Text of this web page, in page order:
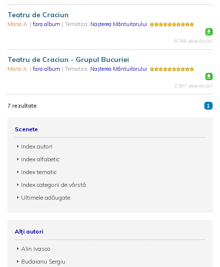
Teatru de Craciun
Maria A. | fara album | Tematica: Nașterea Mântuitorului
8.766 descărcări
Teatru de Craciun - Grupul Bucuriei
Maria A. | fara album | Tematica: Nașterea Mântuitorului
2.597 descărcări
7 rezultate 1
Scenete
Index autori
Index alfabetic
Index tematic
Index categorii de vârstă
Ultimele adăugate
Alți autori
Alin Ivasco
Budaianu Sergiu